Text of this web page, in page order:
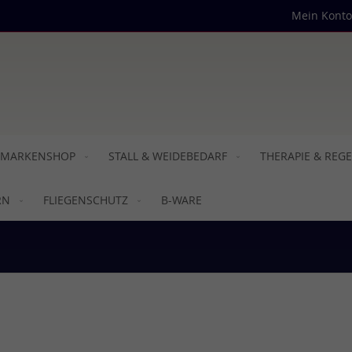
Mein Konto
MARKENSHOP STALL & WEIDEBEDARF THERAPIE &
FLIEGENSCHUTZ B-WARE